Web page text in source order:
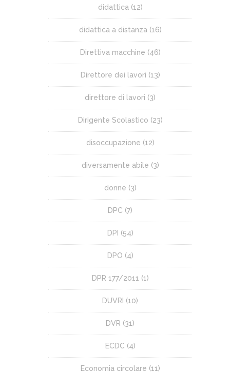
didattica (12)
didattica a distanza (16)
Direttiva macchine (46)
Direttore dei lavori (13)
direttore di lavori (3)
Dirigente Scolastico (23)
disoccupazione (12)
diversamente abile (3)
donne (3)
DPC (7)
DPI (54)
DPO (4)
DPR 177/2011 (1)
DUVRI (10)
DVR (31)
ECDC (4)
Economia circolare (11)